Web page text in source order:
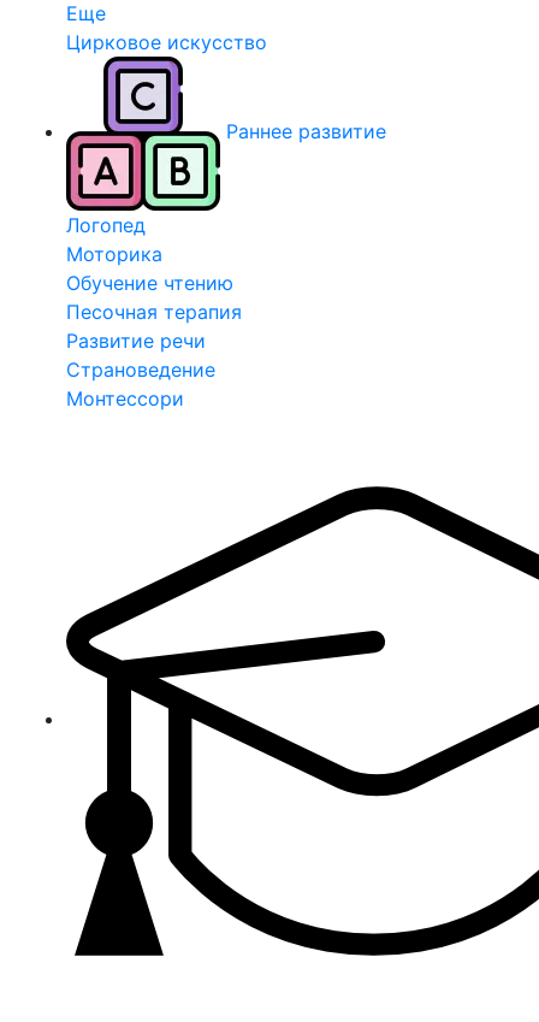
Еще
Цирковое искусство
Раннее развитие
Логопед
Моторика
Обучение чтению
Песочная терапия
Развитие речи
Страноведение
Монтессори